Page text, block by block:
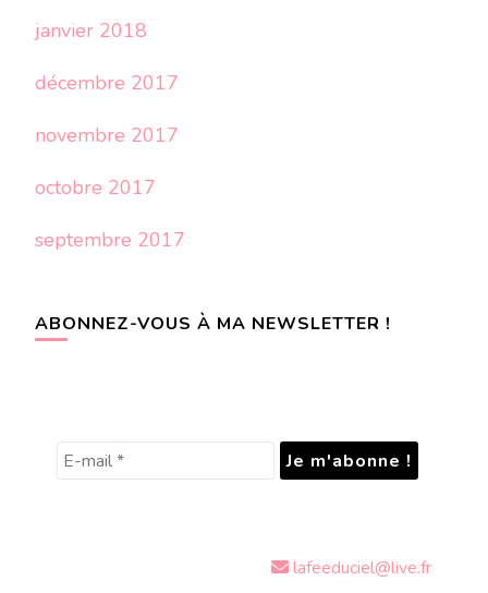
janvier 2018
décembre 2017
novembre 2017
octobre 2017
septembre 2017
ABONNEZ-VOUS À MA NEWSLETTER !
lafeeduciel@live.fr